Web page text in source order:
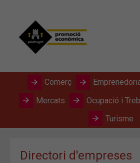
Comerç
Mercats
Ocupació i
Turisme
Directori d'empreses